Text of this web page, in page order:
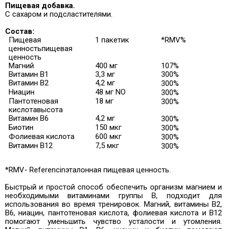
Пищевая добавка.
С сахаром и подсластителями.
Состав:
Пищевая
ценностьпищевая
ценность
1 пакетик *RMV%
Магний 400 мг
107%
Витамин B1
3,3 мг
300%
Витамин B2
4,2 мг
300%
Ниацин
48 мг NO
300%
Пантотеновая
кислотавысота
18 мг
300%
Витамин B6
4,2 мг
300%
Биотин
150 мкг
300%
Фолиевая кислота
600 мкг
300%
Витамин B12
7,5 мкг 300%
*RMV- Referencinэталонная пищевая ценность.
Быстрый и простой способ обеспечить организм магнием и
необходимыми витаминами группы В, подходит для
использования во время тренировок. Магний, витамины B2,
B6, ниацин, пантотеновая кислота, фолиевая кислота и B12
помогают уменьшить чувство усталости и утомления.